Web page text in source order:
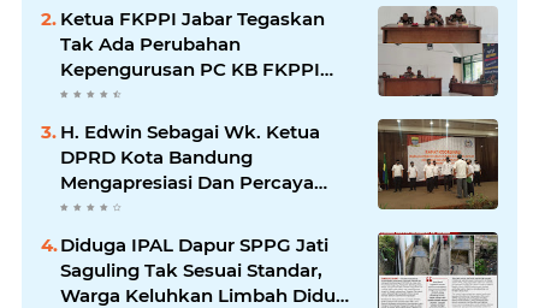
Ketua FKPPI Jabar Tegaskan
Tak Ada Perubahan
Kepengurusan PC KB FKPPI
Sumedang, Ketua Cabang
Diminta Segera Konsolidasi
H. Edwin Sebagai Wk. Ketua
DPRD Kota Bandung
Mengapresiasi Dan Percaya
Penuh Kepada Kepemimpinan
Merdi Hajiji Sebagai ketua DPD
Lpm Kota Bandung Periode
2021-2026
Diduga IPAL Dapur SPPG Jati
Saguling Tak Sesuai Standar,
Warga Keluhkan Limbah Diduga